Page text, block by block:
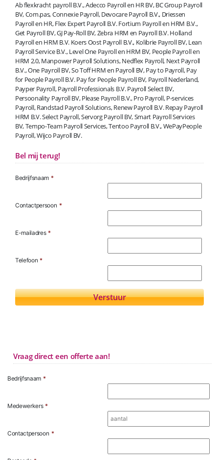
Ab flexkracht payroll B.V., Adecco Payroll en HR BV, BC Group Payroll
BV, Com.pas, Connexie Payroll, Devocare Payroll B.V., Driessen
Payroll en HR, Flex Expert Payroll B.V. Fortium Payroll en HRM B.V.,
Get Payroll BV, GJ Pay-Roll BV, Zebra HRM en Payroll B.V. Holland
Payroll en HRM B.V. Koers Oost Payroll B.V., Kolibrie Payroll BV, Lean
Payroll Service B.V., Level One Payroll en HRM BV, People Payroll en
HRM 2.0, Manpower Payroll Solutions, Nedflex Payroll, Next Payroll
B.V., One Payroll BV, So Toff HRM en Payroll BV, Pay to Payroll, Pay
for People Payroll B.V. Pay for People Payroll BV, Payroll Nederland,
Payper Payroll, Payroll Professionals B.V. Payroll Select BV,
Persoonality Payroll BV, Please Payroll B.V., Pro Payroll, P-services
Payroll, Randstad Payroll Solutions, Renew Payroll B.V. Repay Payroll
HRM B.V. Select Payroll, Servorg Payroll BV, Smart Payroll Services
BV, Tempo-Team Payroll Services, Tentoo Payroll B.V., WePayPeople
Payroll, Wijco Payroll BV.
Bel mij terug!
Bedrijfsnaam *
Contactpersoon *
E-mailadres *
Telefoon *
Vraag direct een offerte aan!
Bedrijfsnaam *
Medewerkers *
Contactpersoon *